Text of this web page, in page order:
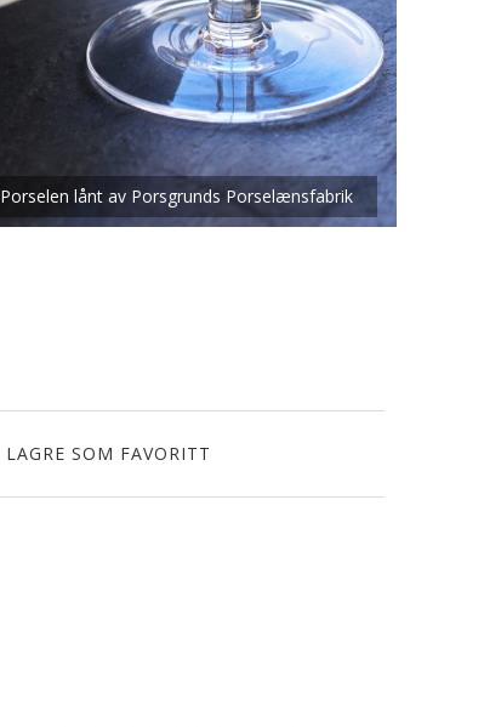
Porselen lånt av Porsgrunds Porselænsfabrik
LAGRE SOM FAVORITT